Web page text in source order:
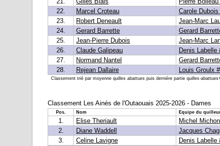
22.
Marcel Croteau
Carole Dubois
23.
Robert Deneault
Jean-Marc
24.
Gerard Barrette
Gerard
25.
Jean-Pierre Dubois
Jean-Marc
26.
Claude Galipeau
Denis Labelle
27.
Normand Nantel
Gerard
28.
Rejean Dallaire Louis Groulx
Classement trié par moyenne quilles abattues puis dernière partie quilles-
Classement Les Ainés de l'Outaouais 2025-2026 - Dames
Pos. Nom Equipe du
1. Elise Theriault
Michel
2.
Diane Waddell
Jacques
3.
Celine Lavigne
Denis Labelle